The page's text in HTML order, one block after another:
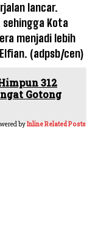
lancar.
Kota
menjadi lebih
(adpsb/cen)
312
Gotong
byInline Related Posts